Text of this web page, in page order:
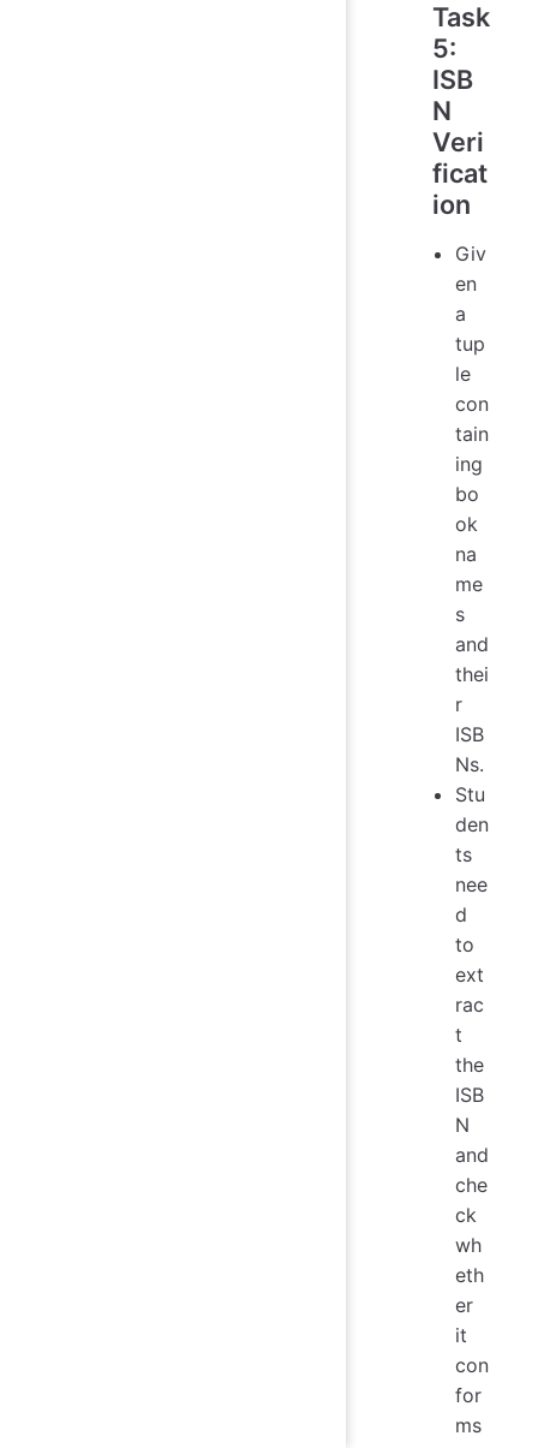
Task
5:
ISB
N
Veri
ficat
ion
Giv
en
a
tup
le
con
tain
ing
bo
ok
na
me
s
and
thei
r
ISB
Ns.
Stu
den
ts
nee
d
to
ext
rac
t
the
ISB
N
and
che
ck
wh
eth
er
it
con
for
ms